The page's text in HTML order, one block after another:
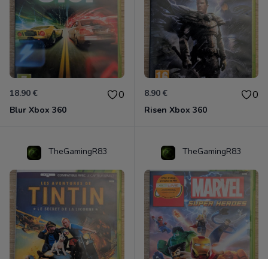
18.90 € 0
Blur Xbox 360
8.90 € 0
Risen Xbox 360
TheGamingR83 TheGamingR83